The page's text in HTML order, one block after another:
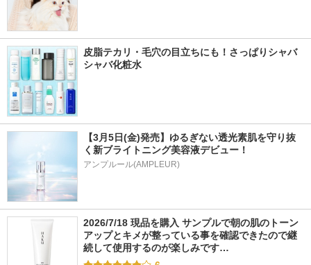
皮脂テカリ・毛穴の目立ちにも！さっぱりシャバ
シャバ化粧水
【3月5日(金)発売】ゆるぎない透光素肌を守り抜
く新ブライトニング美容液デビュー！
アンプルール(AMPLEUR)
2026/7/18 現品を購入 サンプルで朝の肌のトーン
アップとキメが整っている事を確認できたので継
続して使用するのが楽しみです…